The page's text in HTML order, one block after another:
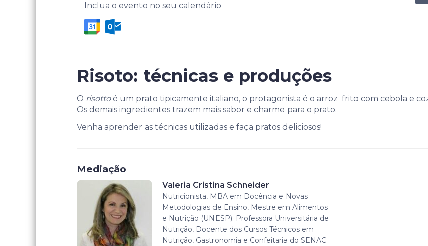
Inclua o evento no seu calendário
Risoto: técnicas e produções
O risottoé um prato tipicamente italiano, o protagonista é o arroz frito com cebola e
Os demais ingredientes trazem mais sabor e charme para o prato.
Venha aprender as técnicas utilizadas e faça pratos deliciosos!
Mediação
Valeria Cristina Schneider
Nutricionista, MBA em Docência e Novas
Metodologias de Ensino, Mestre em Alimentos
e Nutrição (UNESP). Professora Universitária de
Nutrição, Docente dos Cursos Técnicos em
Nutrição, Gastronomia e Confeitaria do SENAC